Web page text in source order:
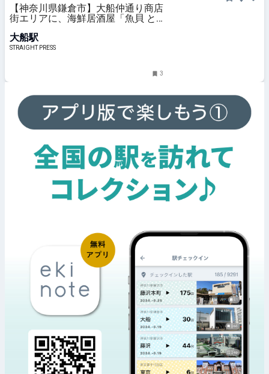
【神奈川県鎌倉市】大船仲通り商店
街エリアに、海鮮居酒屋「魚貝 と
大船駅
STRAIGHT PRESS
3